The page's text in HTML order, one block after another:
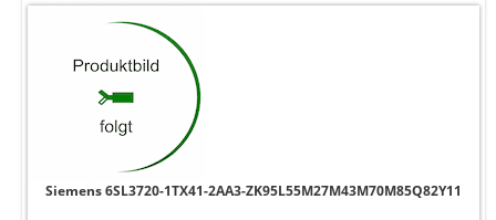
Siemens 6SL3720-1TX41-2AA3-ZK95L55M27M43M70M85Q82Y11